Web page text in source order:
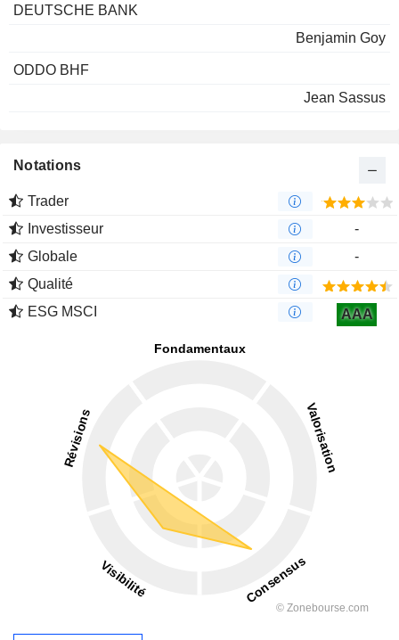
DEUTSCHE BANK
Benjamin Goy
ODDO BHF
Jean Sassus
Notations
Trader
Investisseur
-
Globale
-
Qualité
ESG MSCI
AAA